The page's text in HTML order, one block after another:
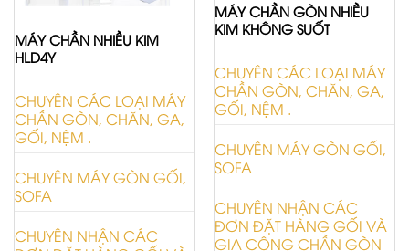
MÁY CHẦN NHIỀU KIM
HLD4Y
CHUYÊN CÁC LOẠI MÁY
CHẦN GÒN, CHĂN, GA,
GỐI, NỆM .
CHUYÊN MÁY GÒN GỐI,
SOFA
CHUYÊN NHẬN CÁC
MÁY CHẦN GÒN NHIỀU
KIM KHÔNG SUỐT
CHUYÊN CÁC LOẠI MÁY
CHẦN GÒN, CHĂN, GA,
GỐI, NỆM .
CHUYÊN MÁY GÒN GỐI,
SOFA
CHUYÊN NHẬN CÁC
ĐƠN ĐẶT HÀNG GỐI VÀ
GIA CÔNG CHẦN GÒN